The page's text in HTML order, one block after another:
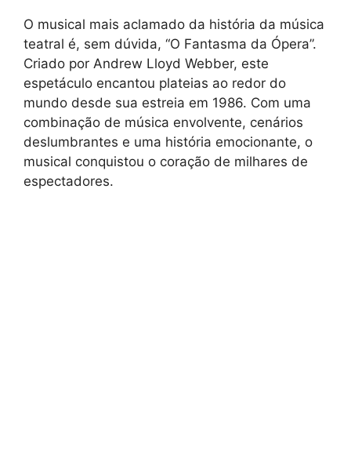
O musical mais aclamado da história da música
teatral é, sem dúvida, “O Fantasma da Ópera”.
Criado por Andrew Lloyd Webber, este
espetáculo encantou plateias ao redor do
mundo desde sua estreia em 1986. Com uma
combinação de música envolvente, cenários
deslumbrantes e uma história emocionante, o
musical conquistou o coração de milhares de
espectadores.